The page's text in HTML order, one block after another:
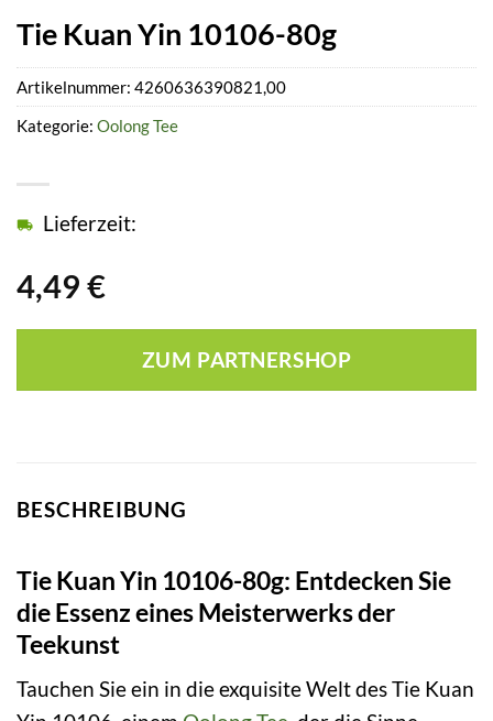
Tie Kuan Yin 10106-80g
4,49 €
Lieferzeit:
ZUM PARTNERSHOP
Artikelnummer: 4260636390821,00
Kategorie: Oolong Tee
BESCHREIBUNG
Tie Kuan Yin 10106-80g: Entdecken Sie
die Essenz eines Meisterwerks der
Teekunst
Tauchen Sie ein in die exquisite Welt des Tie Kuan